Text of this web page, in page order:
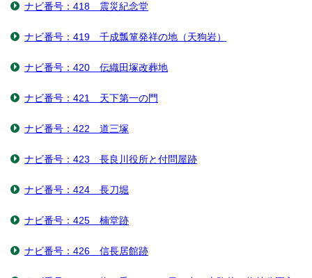
ナビ番号：418 震災紀念堂
ナビ番号：419 千成瓢箪発祥の地（天狗岩）
ナビ番号：420 伝織田塚改葬地
ナビ番号：421 天下第一の門
ナビ番号：422 道三塚
ナビ番号：423 長良川役所と付問屋跡
ナビ番号：424 長刀堀
ナビ番号：425 楠堂跡
ナビ番号：426 信長居館跡